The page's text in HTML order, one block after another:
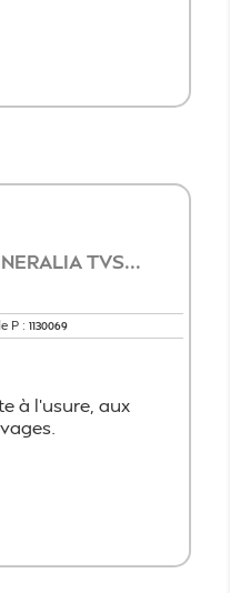
TVS...
P : 1130069
à l'usure, aux